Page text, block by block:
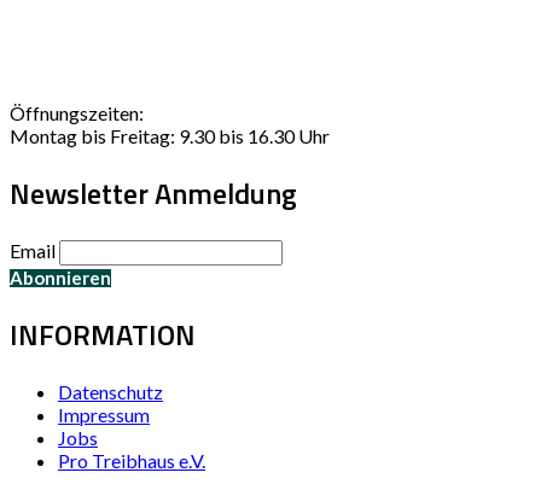
Öffnungszeiten:
Montag bis Freitag: 9.30 bis 16.30 Uhr
Newsletter Anmeldung
Email
INFORMATION
Datenschutz
Impressum
Jobs
Pro Treibhaus e.V.